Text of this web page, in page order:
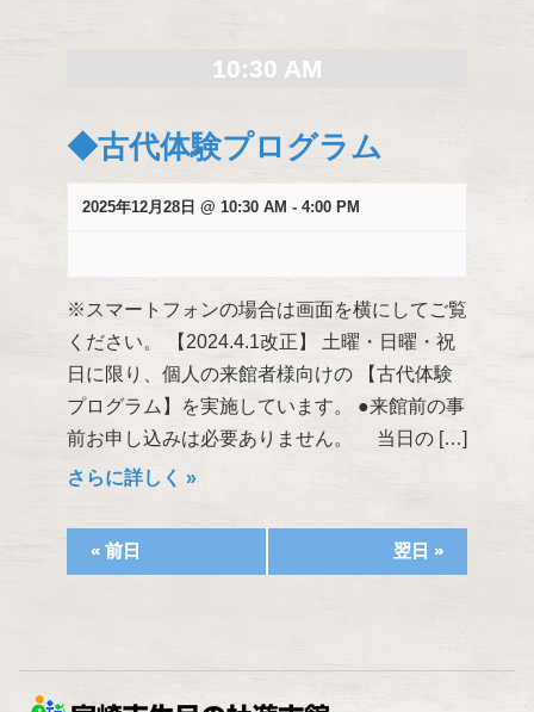
ナ
ゲ
ン
を
表
示
10:30 AM
◆古代体験プログラム
2025年12月28日 @ 10:30 AM - 4:00 PM
※スマートフォンの場合は画面を横にしてご覧
ください。 【2024.4.1改正】 土曜・日曜・祝
日に限り、個人の来館者様向けの 【古代体験
プログラム】を実施しています。 ●来館前の事
前お申し込みは必要ありません。 当日の […]
さらに詳しく »
« 前日 翌日 »